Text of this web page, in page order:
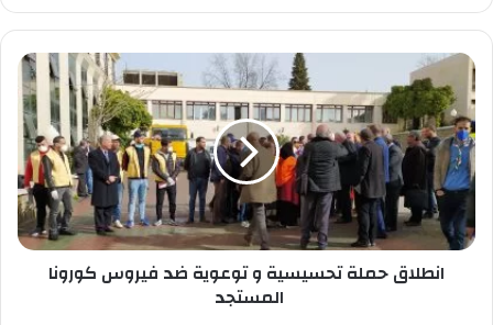
ل
إ
ي
م
ي
ل
ا
ل
خ
ا
ص
ا
ن
ط
ل
ا
ق
ح
م
ل
انطلاق حملة تحسيسية و توعوية ضد فيروس كورونا
المستجد